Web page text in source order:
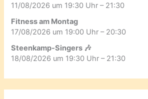
11/08/2026 um 19:30 Uhr – 21:30
Fitness am Montag
17/08/2026 um 19:00 Uhr – 20:30
Steenkamp-Singers 🎶
18/08/2026 um 19:30 Uhr – 21:30